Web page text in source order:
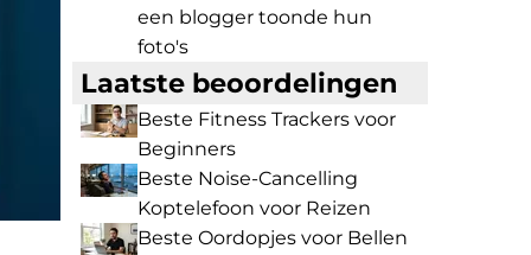
een blogger toonde hun
foto's
Laatste beoordelingen
Beste Fitness Trackers voor
Beginners
Beste Noise-Cancelling
Koptelefoon voor Reizen
Beste Oordopjes voor Bellen